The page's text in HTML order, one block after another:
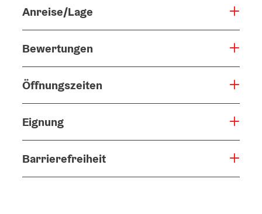
Anreise/Lage
Bewertungen
Öffnungszeiten
Eignung
Barrierefreiheit